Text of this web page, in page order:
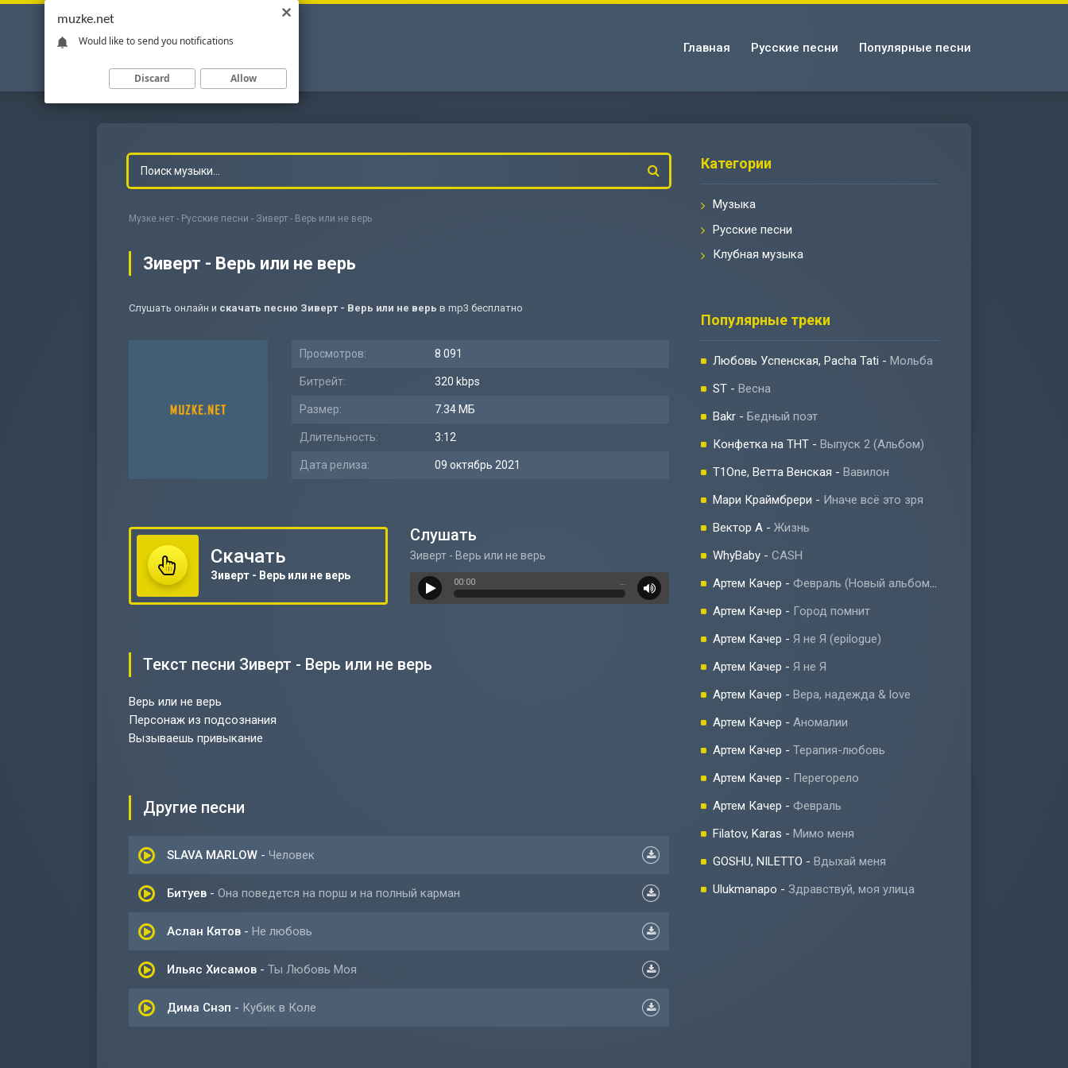
Главная Русские песни Популярные песни
Музке.нет - Русские песни - Зиверт - Верь или не верь
Зиверт - Верь или не верь
Слушать онлайн и скачать песню Зиверт - Верь или не верь в mp3 бесплатно
Просмотров: 8 091
Битрейт: 320 kbps
Размер: 7.34 МБ
Длительность: 3:12
Дата релиза: 09 октябрь 2021
Скачать
Зиверт - Верь или не верь
Слушать
Зиверт - Верь или не верь
00:00 …
Текст песни Зиверт - Верь или не верь
Верь или не верь
Персонаж из подсознания
Вызываешь привыкание
Другие песни
SLAVA MARLOW - Человек
Битуев - Она поведется на порш и на полный карман
Аслан Кятов - Не любовь
Ильяс Хисамов - Ты Любовь Моя
Дима Снэп - Кубик в Коле
Категории
Музыка
Русские песни
Клубная музыка
Популярные треки
Любовь Успенская, Pacha Tati - Мольба
ST - Весна
Bakr - Бедный поэт
Конфетка на ТНТ - Выпуск 2 (Альбом)
T1One, Ветта Венская - Вавилон
Мари Краймбрери - Иначе всё это зря
Вектор А - Жизнь
WhyBaby - CASH
Артем Качер - Февраль (Новый альбом 2023)
Артем Качер - Город помнит
Артем Качер - Я не Я (epilogue)
Артем Качер - Я не Я
Артем Качер - Вера, надежда & love
Артем Качер - Аномалии
Артем Качер - Терапия-любовь
Артем Качер - Перегорело
Артем Качер - Февраль
Filatov, Karas - Мимо меня
GOSHU, NILETTO - Вдыхай меня
Ulukmanapo - Здравствуй, моя улица
muzke.net
Would like to send you notifications
Discard Allow